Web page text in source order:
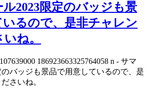
2023限定のバッジも景
るので、是非チャレン
ね。